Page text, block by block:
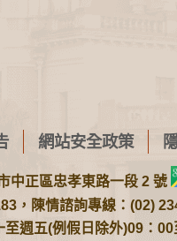
網站安全政策
中正區忠孝東路一段 2 號
，陳情諮詢專線：(02)
週五(例假日除外)09：